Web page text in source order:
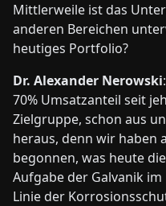
Mittlerweile ist das
anderen Bereichen
heutiges Portfolio?
Dr. Alexander Nerowski
70% Umsatzanteil seit
Zielgruppe, schon aus
heraus, denn wir haben
begonnen, was heute
Aufgabe der Galvanik
Linie der